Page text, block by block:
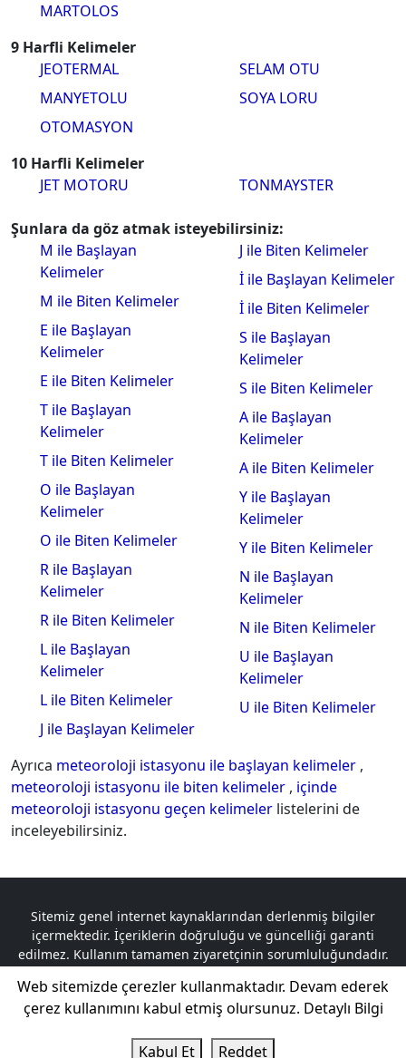
MARTOLOS
9 Harfli Kelimeler
JEOTERMAL
MANYETOLU
OTOMASYON
SELAM OTU
SOYA LORU
10 Harfli Kelimeler
JET MOTORU
TONMAYSTER
Şunlara da göz atmak isteyebilirsiniz:
M ile Başlayan
Kelimeler
M ile Biten Kelimeler
E ile Başlayan
Kelimeler
E ile Biten Kelimeler
T ile Başlayan
Kelimeler
T ile Biten Kelimeler
O ile Başlayan
Kelimeler
O ile Biten Kelimeler
R ile Başlayan
Kelimeler
R ile Biten Kelimeler
L ile Başlayan
Kelimeler
L ile Biten Kelimeler
J ile Başlayan Kelimeler
J ile Biten Kelimeler
İ ile Başlayan Kelimeler
İ ile Biten Kelimeler
S ile Başlayan
Kelimeler
S ile Biten Kelimeler
A ile Başlayan
Kelimeler
A ile Biten Kelimeler
Y ile Başlayan
Kelimeler
Y ile Biten Kelimeler
N ile Başlayan
Kelimeler
N ile Biten Kelimeler
U ile Başlayan
Kelimeler
U ile Biten Kelimeler
Ayrıca meteoroloji istasyonu ile başlayan kelimeler ,
meteoroloji istasyonu ile biten kelimeler , içinde
meteoroloji istasyonu geçen kelimeler listelerini de
inceleyebilirsiniz.
Sitemiz genel internet kaynaklarından derlenmiş bilgiler
içermektedir. İçeriklerin doğruluğu ve güncelliği garanti
edilmez. Kullanım tamamen ziyaretçinin sorumluluğundadır.
sahiplerine aittir. Herhangi bir telif hakkı ihlali durumunda,
sorumluluk tamamen ilgili taraflara aittir.
Kelime GO © 2024 Tüm Hakları Saklıdır.
Web sitemizde çerezler kullanmaktadır. Devam ederek
çerez kullanımını kabul etmiş olursunuz. Detaylı Bilgi
Kabul Et Reddet